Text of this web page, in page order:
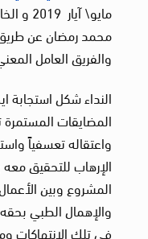
مايو\
والفريق العامل
النداء شكل استجابة
المضايقات
واعتقاله تعسفياً
الإرهاب للتحقيق
المشروع وبين
والإهمال الطبي
في تلك الانتهاكات